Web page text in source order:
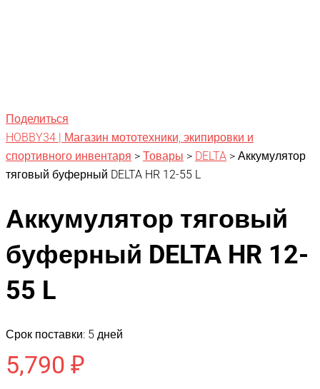
Поделиться
HOBBY34 | Магазин мототехники, экипировки и
спортивного инвентаря > Товары > DELTA > Аккумулятор
тяговый буферный DELTA HR 12-55 L
Аккумулятор тяговый
буферный DELTA HR 12-
55 L
Срок поставки: 5 дней
5,790 ₽